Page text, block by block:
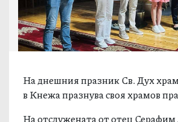
На днешния празник Св. Дух
в Кнежа празнува своя храмов
На отслужената от отец Серафим